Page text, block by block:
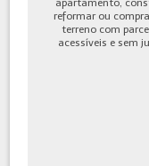
reformar ou
terreno com
acessíveis e sem